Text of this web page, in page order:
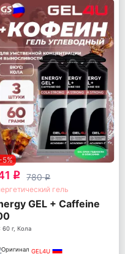
5%
q 780q
гель
GEL + Caffeine
60 г, Кола
GEL4U